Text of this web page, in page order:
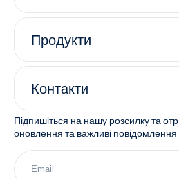
Продукти
Контакти
Підпишіться на нашу розсилку та
оновлення та важливі повідомлення